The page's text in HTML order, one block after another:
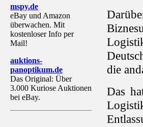
die
Das
mspy.de
eBay und Amazon
überwachen. Mit
kostenloser Info per
Mail!
auktions-
panoptikum.de
Das Original: Über
3.000 Kuriose Auktionen
bei eBay.